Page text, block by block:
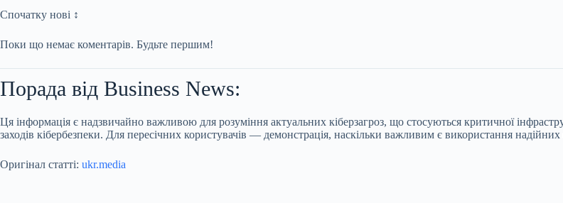
Спочатку нові ↕
Поки що немає коментарів. Будьте першим!
Порада від Business News:
Ця інформація є надзвичайно важливою для розуміння актуальних кіберзагроз, що стосуються критичної
заходів кібербезпеки. Для пересічних користувачів — демонстрація, наскільки важливим є використання
Оригінал статті: ukr.media